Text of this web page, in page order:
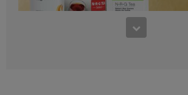
Preguntas frecuentes sobre Bioniq GO: 1